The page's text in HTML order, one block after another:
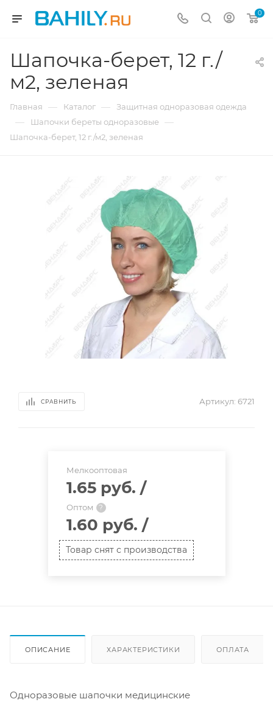
0
Шапочка-берет, 12 г./
м2, зеленая
Главная — Каталог — Защитная одноразовая одежда
— Шапочки береты одноразовые —
Шапочка-берет, 12 г./м2, зеленая
СРАВНИТЬ Артикул: 6721
Мелкооптовая
1.65 руб. /
Оптом ?
1.60 руб. /
Товар снят с производства
ОПИСАНИЕ ХАРАКТЕРИСТИКИ ОПЛАТА
Одноразовые шапочки медицинские